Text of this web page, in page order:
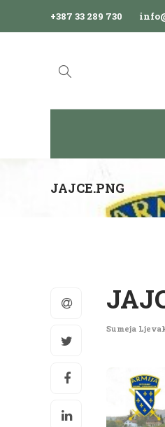
+387 33 289 730
JAJCE.PNG
Sumeja